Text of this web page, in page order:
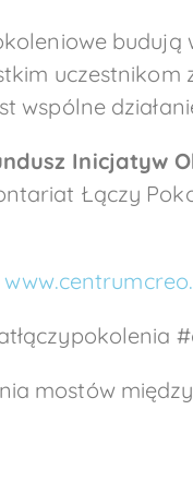
uczestnikom
wspólne
Inicjatyw
Łączy
mostów